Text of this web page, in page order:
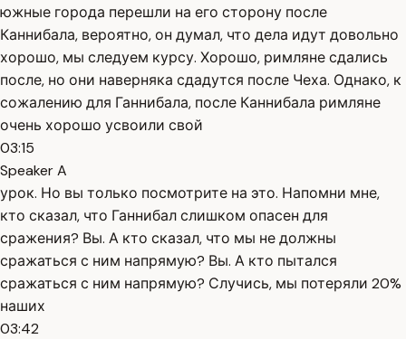
южные города перешли на его сторону после
Каннибала, вероятно, он думал, что дела идут довольно
хорошо, мы следуем курсу. Хорошо, римляне сдались
после, но они наверняка сдадутся после Чеха. Однако, к
сожалению для Ганнибала, после Каннибала римляне
очень хорошо усвоили свой
03:15
Speaker A
урок. Но вы только посмотрите на это. Напомни мне,
кто сказал, что Ганнибал слишком опасен для
сражения? Вы. А кто сказал, что мы не должны
сражаться с ним напрямую? Вы. А кто пытался
сражаться с ним напрямую? Случись, мы потеряли 20%
наших
03:42